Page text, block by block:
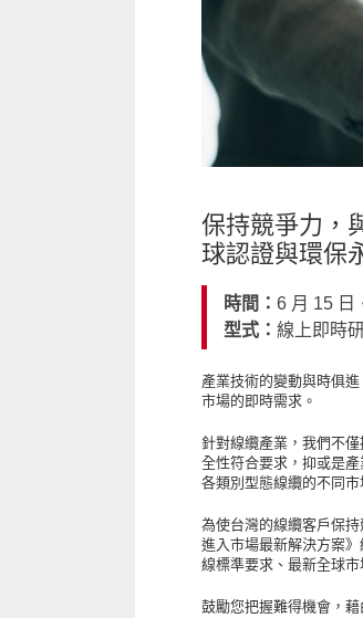
保持競爭力，
球認證與環保
時間： 6 月 15 日
型式： 線上即時
產業技術的變動與時俱
市場的即時需求。
針對線纜產業，我們不
全性符合要求，抑或是
各類別型態線纜的不同市
為使台灣的線纜客戶保
進入市場最新解決方案
線標準要求、最新全球
鼓勵您把握難得機會，